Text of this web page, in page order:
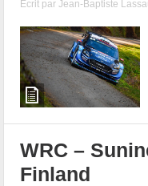
Écrit parJean-Baptiste
WRC –
Finland